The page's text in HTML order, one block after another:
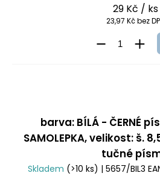
29 Kč / ks
23,97 Kč bez
barva: BÍLÁ - ČERNÉ
SAMOLEPKA, velikost: š.
tučné
Skladem (>10 ks) | 5657/BIL3